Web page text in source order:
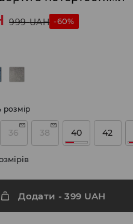
999 UAH -60%
розмір
36 38 40 42
Додати -399 UAH